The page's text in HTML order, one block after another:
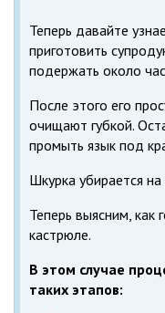
Теперь давайте
приготовить
подержать около
После этого его
очищают губкой.
промыть язык под
Шкурка убирается на
Теперь выясним, как
кастрюле.
В этом случае
таких этапов: